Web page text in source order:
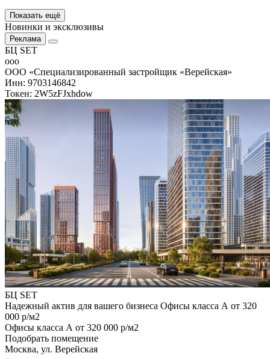
Показать ещё
Новинки и эксклюзивы
Реклама
БЦ SET
ооо
ООО «Специализированный застройщик «Верейская»
Инн: 9703146842
Токен: 2W5zFJxhdow
БЦ SET
Надежный актив для вашего бизнеса Офисы класса А от 320
000 р/м2
Офисы класса А от 320 000 р/м2
Подобрать помещение
Москва, ул. Верейская